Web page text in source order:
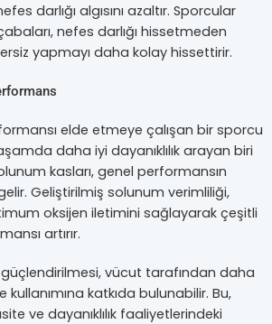
darlığı algısını azaltır. Sporcular
nefes darlığı hissetmeden
yapmayı daha kolay hissettirir.
elde etmeye çalışan bir sporcu
daha iyi dayanıklılık arayan biri
kasları, genel performansın
Geliştirilmiş solunum verimliliği,
oksijen iletimini sağlayarak çeşitli
artırır.
güçlendirilmesi, vücut tarafından daha
kullanımına katkıda bulunabilir. Bu,
ve dayanıklılık faaliyetlerindeki